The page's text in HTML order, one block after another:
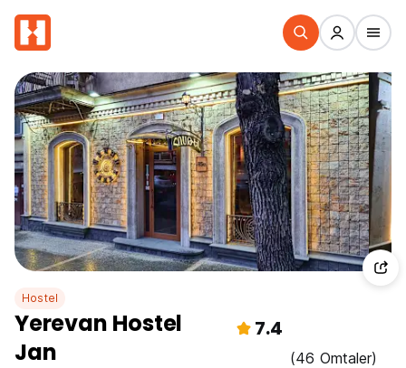
Hostel
Yerevan Hostel
Jan
7.4
(46 Omtaler)